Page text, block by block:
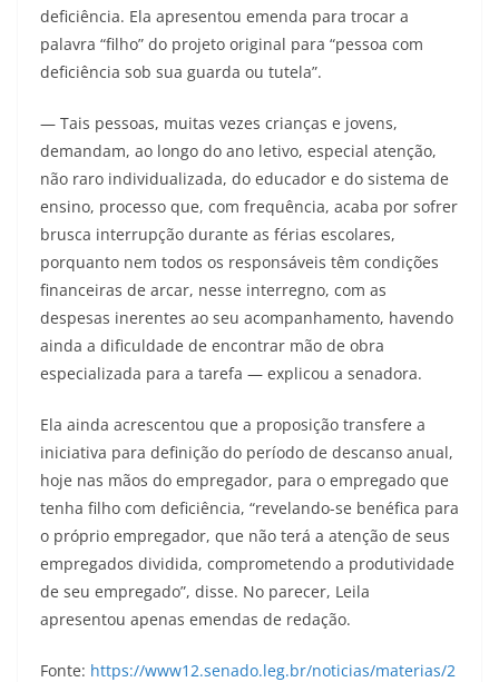
deficiência. Ela apresentou emenda para trocar a
palavra “filho” do projeto original para “pessoa com
deficiência sob sua guarda ou tutela”.
— Tais pessoas, muitas vezes crianças e jovens,
demandam, ao longo do ano letivo, especial atenção,
não raro individualizada, do educador e do sistema de
ensino, processo que, com frequência, acaba por sofrer
brusca interrupção durante as férias escolares,
porquanto nem todos os responsáveis têm condições
financeiras de arcar, nesse interregno, com as
despesas inerentes ao seu acompanhamento, havendo
ainda a dificuldade de encontrar mão de obra
especializada para a tarefa — explicou a senadora.
Ela ainda acrescentou que a proposição transfere a
iniciativa para definição do período de descanso anual,
hoje nas mãos do empregador, para o empregado que
tenha filho com deficiência, “revelando-se benéfica para
o próprio empregador, que não terá a atenção de seus
empregados dividida, comprometendo a produtividade
de seu empregado”, disse. No parecer, Leila
apresentou apenas emendas de redação.
Fonte: https://www12.senado.leg.br/noticias/materias/2